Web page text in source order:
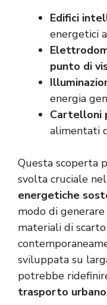
Edifici
energetici
punto di
energia
Cartelloni
alimentati
Questa scoperta
svolta cruciale
energetiche
modo di
materiali di
sviluppata su
potrebbe
trasporto